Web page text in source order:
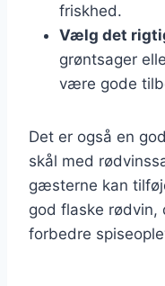
friskhed.
Vælg det
grøntsager
være gode
Det er også en
skål med
gæsterne kan
god flaske rødvin,
forbedre